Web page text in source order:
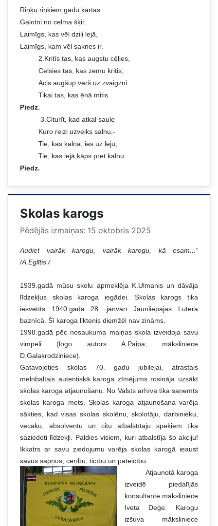
Riņķu riņkiem gadu kārtas
Galotni no celma šķir.
Laimīgs, kas vēl dziļi lejā,
Laimīgs, kam vēl saknes ir.
2.Kritīs tas, kas augstu cēlies,
Celsies tas, kas zemu kritis;
Acis augšup vērš uz zvaigzni
Tikai tas, kas ēnā mitis.
Piedz.
3.Citurīt, kad atkal saule
Kuro reizi uzveiks salnu,-
Tie, kas kalnā, ies uz leju,
Tie, kas lejā,kāps pret kalnu.
Piedz.
Skolas karogs
Pēdējās izmaiņas: 15 oktobris 2025
Audiet vairāk karogu, vairāk karogu, kā esam...”
/A.Eglītis./
1939.gadā mūsu skolu apmeklēja K.Ulmanis un dāvāja
līdzekļus skolas karoga iegādei. Skolas karogs tika
iesvētīts 1940.gada 28. janvārī Jaunliepājas Lutera
baznīcā. Šī karoga liktenis diemžēl nav zināms.
1998.gadā pēc nosaukuma maiņas skola izveidoja savu
vimpeli (logo autors A.Paipa; māksliniece
D.Galakrodziniece).
Gatavojoties skolas 70. gadu jubilejai, atrastais
melnbaltais autentiskā karoga zīmējums rosināja uzsākt
skolas karoga atjaunošanu. No Valsts arhīva tika saņemts
skolas karoga mets. Skolas karoga atjaunošana varēja
sākties, kad visas skolas skolēnu, skolotāju, darbinieku,
vecāku, absolventu un citu atbalstītāju spēkiem tika
saziedoti līdzekļi. Paldies visiem, kuri atbalstīja šo akciju!
Ikkatrs ar savu ziedojumu varēja skolas karogā ieaust
savus sapņus, cerību, ticību un pateicību.
Atjaunotā karoga
izveidē piedalījās
konsultante māksliniece
Iveta Deģe. Karogu
izšuva māksliniece